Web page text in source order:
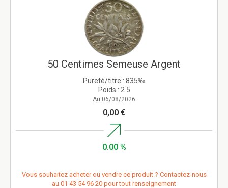
50 Centimes Semeuse Argent
Pureté/titre : 835‰
Poids : 2.5
Au 06/08/2026
0,00 €
0.00 %
Vous souhaitez acheter ou vendre ce produit ? Contactez-nous
au 01 43 54 96 20 pour tout renseignement